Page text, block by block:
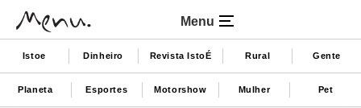
Menu
Istoe Dinheiro Revista IstoÉ Rural Gente
Planeta Esportes Motorshow Mulher Pet